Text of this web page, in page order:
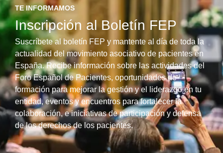
TE INFORMAMOS
Inscripción al Boletín FEP
Suscríbete al boletín FEP y mantente al día de toda la
actualidad del movimiento asociativo de pacientes en
España. Recibe información sobre las actividades del
Foro Español de Pacientes, oportunidades de
formación para mejorar la gestión y el liderazgo en tu
entidad, eventos y encuentros para fortalecer la
colaboración, e iniciativas de participación y defensa
de los derechos de los pacientes.